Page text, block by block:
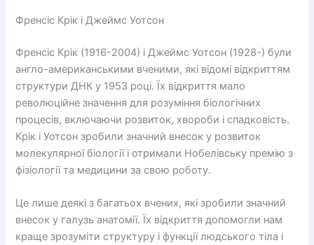
Френсіс Крік і Джеймс Уотсон
Френсіс Крік (1916-2004) і Джеймс Уотсон (1928-) були
англо-американськими вченими, які відомі відкриттям
структури ДНК у 1953 році. Їх відкриття мало
революційне значення для розуміння біологічних
процесів, включаючи розвиток, хвороби і спадковість.
Крік і Уотсон зробили значний внесок у розвиток
молекулярної біології і отримали Нобелівську премію з
фізіології та медицини за свою роботу.
Це лише деякі з багатьох вчених, які зробили значний
внесок у галузь анатомії. Їх відкриття допомогли нам
краще зрозуміти структуру і функції людського тіла і